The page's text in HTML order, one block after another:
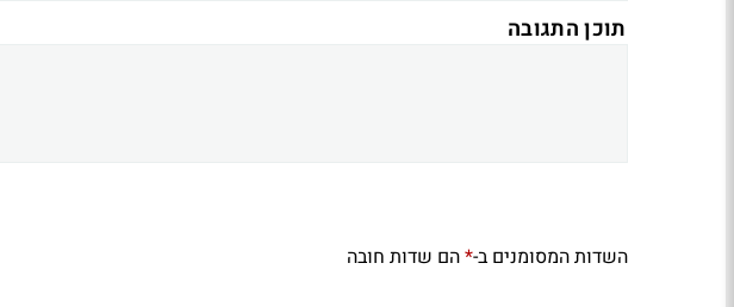
תוכן התגובה
השדות המסומנים ב-*הם שדות חובה